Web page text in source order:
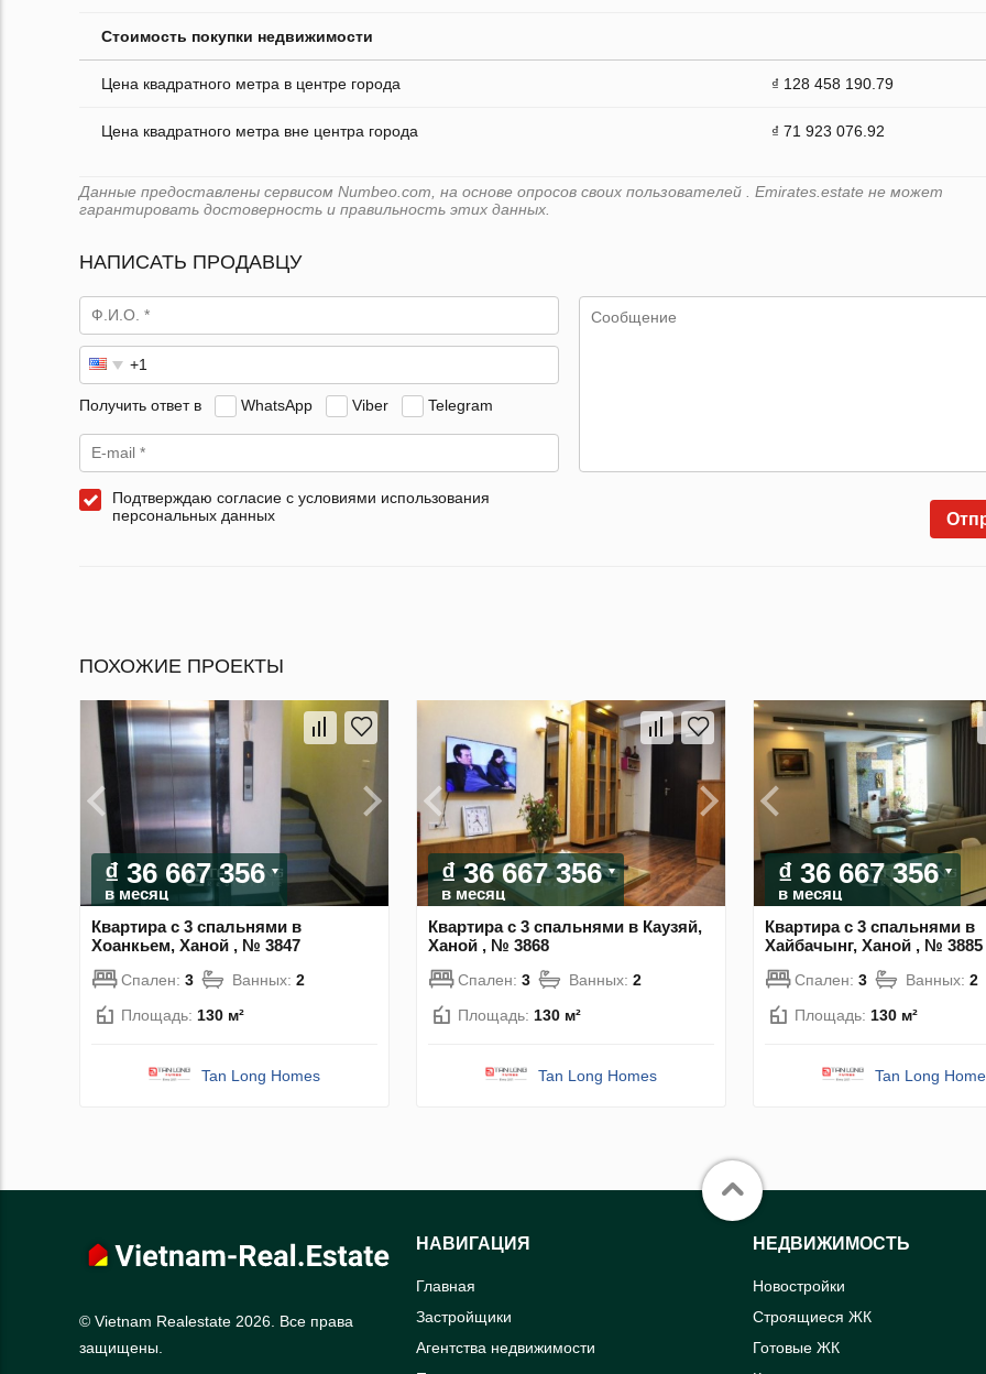
Стоимость покупки недвижимости
Цена квадратного метра в центре города ₫ 128 458 190.79
Цена квадратного метра вне центра города ₫ 71 923 076.92
Данные предоставлены сервисом Numbeo.com, на основе опросов своих пользователей . Emirates.estate не может
гарантировать достоверность и правильность этих данных.
НАПИСАТЬ ПРОДАВЦУ
Получить ответ в WhatsApp Viber Telegram
Подтверждаю согласие с условиями использования
персональных данных
ПОХОЖИЕ ПРОЕКТЫ
₫ 36 667 356
в месяц
Квартира с 3 спальнями в
Хоанкьем, Ханой , № 3847
Спален: 3 Ванных: 2
Площадь: 130 м²
Tan Long Homes
₫ 36 667 356
в месяц
Квартира с 3 спальнями в Каузяй,
Ханой , № 3868
Спален: 3 Ванных: 2
Площадь: 130 м²
Tan Long Homes
₫ 36 667 356
в месяц
Квартира с 3 спальнями в
Хайбачынг, Ханой , № 3885
Спален: 3 Ванных: 2
Площадь: 130 м²
Tan Long
© Vietnam Realestate 2026. Все права
защищены.
НАВИГАЦИЯ
Главная
Застройщики
Агентства недвижимости
НЕДВИЖИМОСТЬ
Новостройки
Строящиеся ЖК
Готовые ЖК